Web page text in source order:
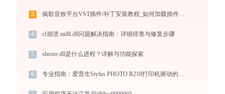
3 疯歌音效平台VST插件/补丁安装教程_如何加载插件效果包
4 cf崩溃 ntdll.dll问题解决指南：详细排查与修复步骤
5 shcore.dll是什么进程？详解与功能探索
6 专业指南：爱普生Stylus PHOTO R210打印机驱动的下载与安装步骤详解